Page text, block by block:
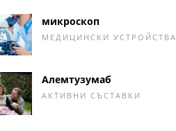
микроскоп
МЕДИЦИНСКИ УСТРОЙСТВА
Алемтузумаб
АКТИВНИ СЪСТАВКИ